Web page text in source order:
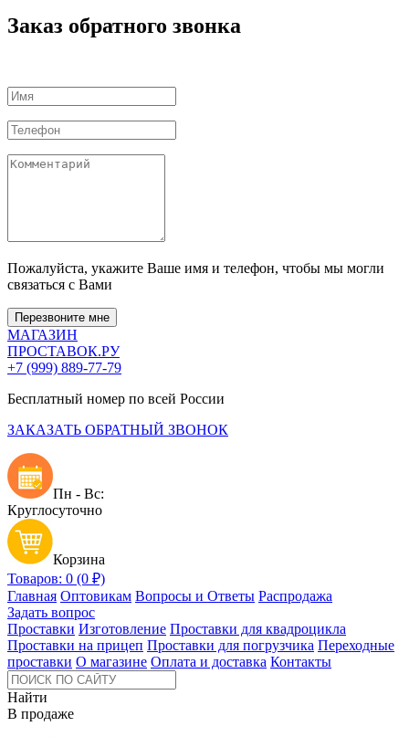
Заказ обратного звонка
Пожалуйста, укажите Ваше имя и телефон, чтобы мы могли
связаться с Вами
Перезвоните мне
МАГАЗИН
ПРОСТАВОК.РУ
+7 (999) 889-77-79
Бесплатный номер по всей России
ЗАКАЗАТЬ ОБРАТНЫЙ ЗВОНОК
Пн - Вс:
Круглосуточно
Корзина
Товаров: 0 (0 ₽)
Главная Оптовикам Вопросы и Ответы Распродажа
Задать вопрос
Проставки Изготовление Проставки для квадроцикла
Проставки на прицеп Проставки для погрузчика Переходные
проставки О магазине Оплата и доставка Контакты
Найти
В продаже